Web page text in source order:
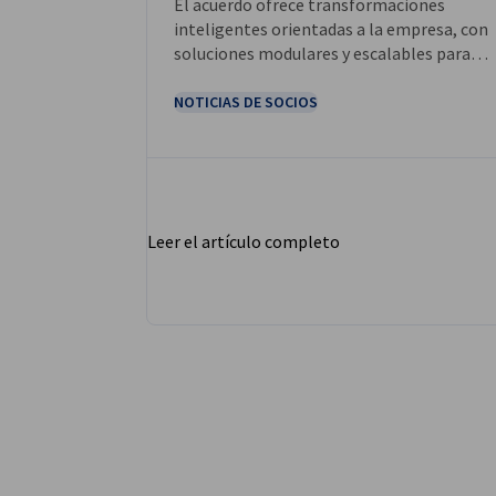
inteligentes orientadas a la empresa, con
soluciones modulares y escalables para
profundo conocimiento de sectores y
NOTICIAS DE SOCIOS
Leer el artículo completo